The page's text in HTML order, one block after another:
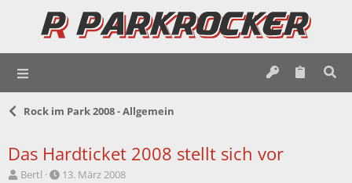
Rock im Park 2008 - Allgemein
Das Hardticket 2008 stellt sich vor
E
Bertl
E13. März 2008